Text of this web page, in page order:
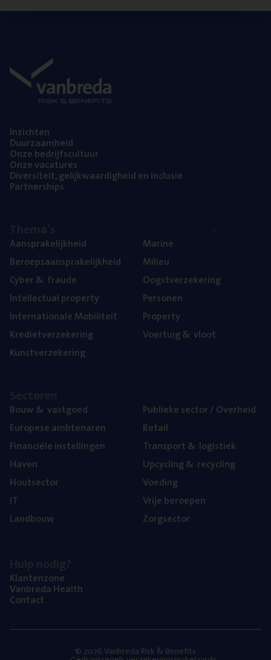
Inzich­ten
Duur­zaam­heid
Onze bedrijfs­cul­tuur
Onze vaca­tu­res
Diver­si­teit, gelijk­waar­dig­heid en inclusie
Part­ner­ships
Aan­spra­ke­lijk­heid
Beroeps­aan­spra­ke­lijk­heid
Cyber& fraude
Intel­lec­tu­al property
Inter­na­ti­o­na­le Mobiliteit
Kre­diet­ver­ze­ke­ring
Kunst­ver­ze­ke­ring
Mari­ne
Mili­eu
Oogst­ver­ze­ke­ring
Per­so­nen
Pro­per­ty
Voer­tuig& vloot
Bouw& vastgoed
Euro­pe­se ambtenaren
Finan­ci­ë­le instellingen
Haven
Hout­sec­tor
IT
Land­bouw
Publie­ke sec­tor / Overheid
Retail
Trans­port& logistiek
Upcy­cling& recycling
Voe­ding
Vrije beroe­pen
Zorg­sec­tor
Klan­ten­zo­ne
Van­b­re­da Health
Con­tact
© 2026 Vanbreda Risk & Benefits